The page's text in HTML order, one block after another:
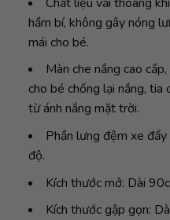
hầm bí, không gây nóng
mái cho bé.
Màn che nắng cao
cho bé chống lại nắng, tia
từ ánh nắng mặt trời.
Phần lưng đệm xe
độ.
Kích thước mở: Dài
Kích thước gập gọn: